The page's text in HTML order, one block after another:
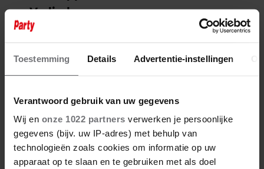
Toestemming Details Advertentie-instellingen
Verantwoord gebruik van uw gegevens
Wij en onze 1022 partners verwerken je persoonlijke
gegevens (bijv. uw IP-adres) met behulp van
technologieën zoals cookies om informatie op uw
apparaat op te slaan en te gebruiken met als doel